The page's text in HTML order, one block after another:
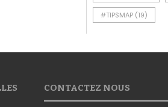
#TIPSMAP (19)
CONTACTEZ NOUS